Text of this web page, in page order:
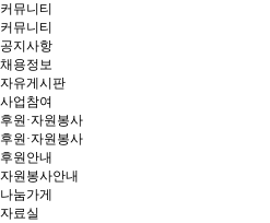
커뮤니티
커뮤니티
공지사항
채용정보
자유게시판
사업참여
후원·자원봉사
후원·자원봉사
후원안내
자원봉사안내
나눔가게
자료실